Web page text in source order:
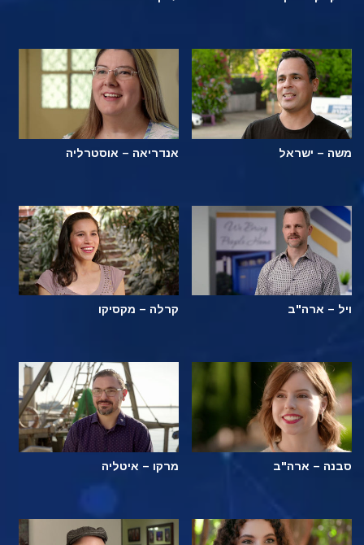
משה – ישראל אנדריאה – אוסטרליה
ויל – ארה"ב קרלה – מקסיקו
סבנה – ארה"ב מרקו – איטליה